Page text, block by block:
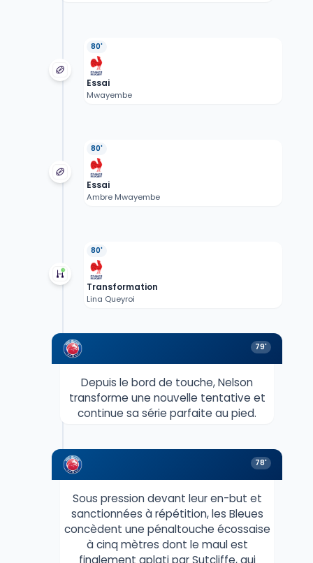
80'
Essai
Mwayembe
80'
Essai
Ambre Mwayembe
80'
Transformation
Lina Queyroi
79'
Depuis le bord de touche, Nelson
transforme une nouvelle tentative et
continue sa série parfaite au pied.
78'
Sous pression devant leur en-but et
sanctionnées à répétition, les Bleues
concèdent une pénaltouche écossaise
à cinq mètres dont le maul est
finalement aplati par Sutcliffe, qui